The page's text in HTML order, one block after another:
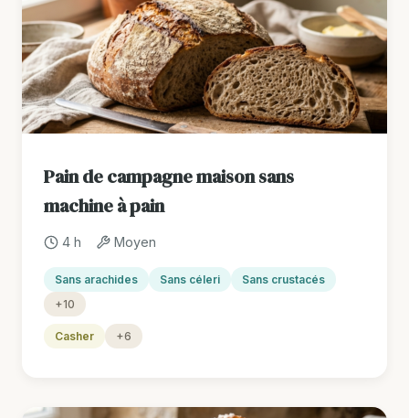
Pain de campagne maison sans
machine à pain
4 h Moyen
Sans arachides Sans céleri
Sans crustacés
+10
Casher +6